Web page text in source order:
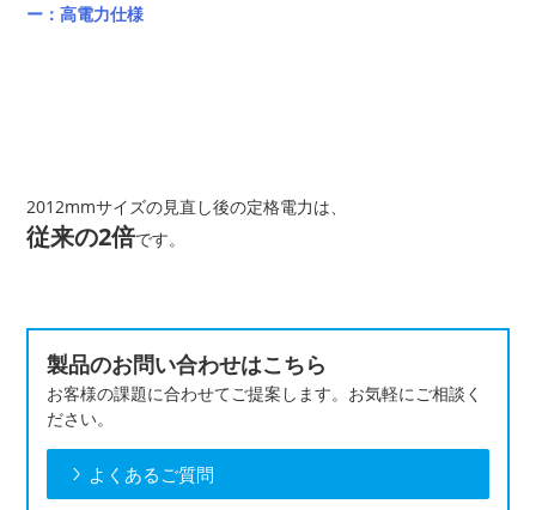
ー：高電力仕様
2012mmサイズの見直し後の定格電力は、
従来の2倍です。
製品のお問い合わせはこちら
お客様の課題に合わせてご提案します。お気軽にご相談く
ださい。
よくあるご質問